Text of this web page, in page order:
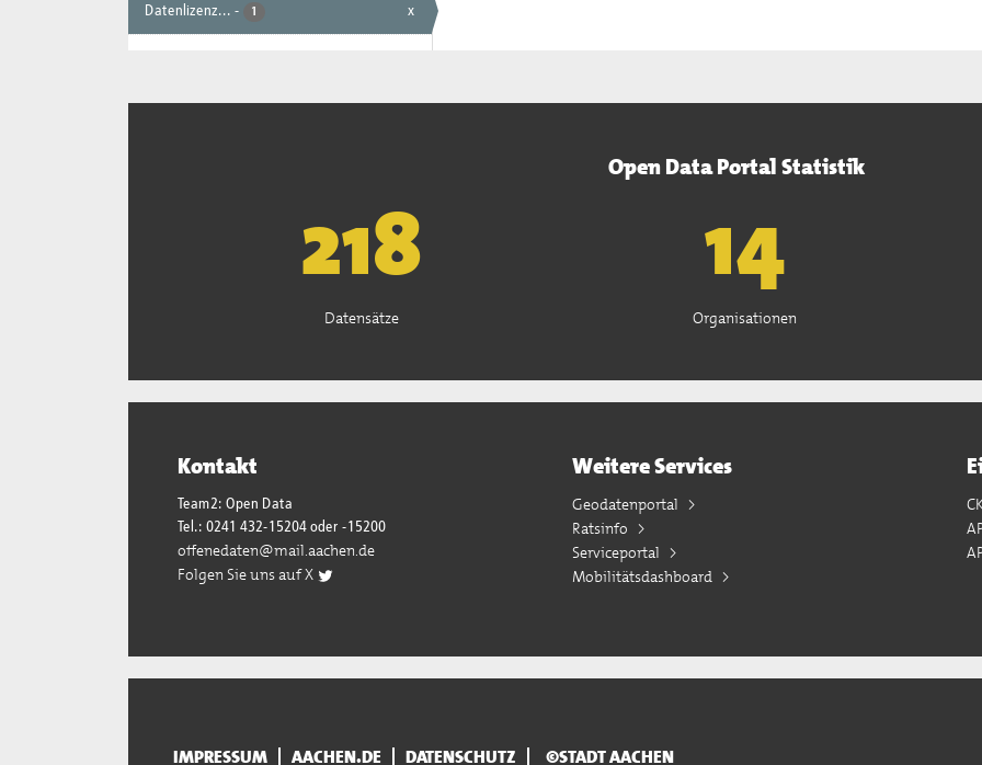
Datenlizenz... - 1 x
Open Data Portal Statistik
221
Datensätze
15
Organisationen
Kontakt
Team2: Open Data
Tel.: 0241 432-15204 oder -15200
offenedaten@mail.aachen.de
Folgen Sie uns auf X
Weitere Services
Geodatenportal
Ratsinfo
Serviceportal
Mobilitätsdashboard
IMPRESSUM AACHEN.DE DATENSCHUTZ ©STADT AACHEN